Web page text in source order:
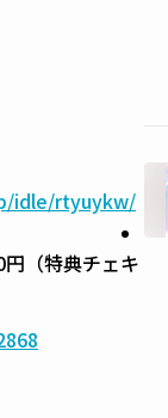
idle/rtyuykw/
（特典チェキ